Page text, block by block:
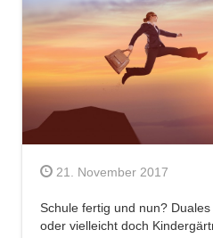
21. November 2017
Schule fertig und nun?
oder vielleicht doch